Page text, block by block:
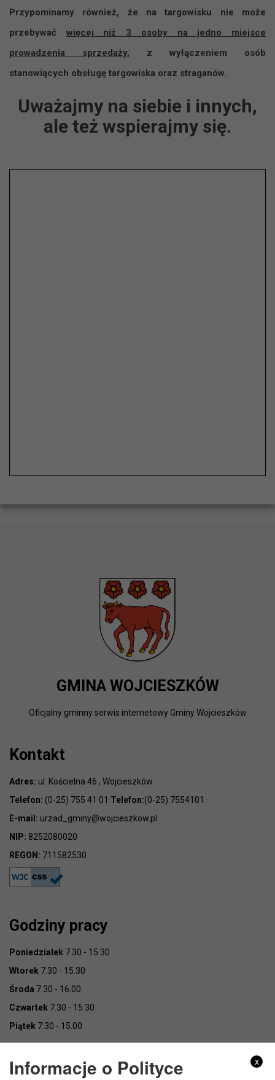
Przypominamy również, że na targowisku nie może
przebywać więcej niż 3 osoby na jedno miejsce
prowadzenia sprzedaży, z wyłączeniem osób
stanowiących obsługę targowiska oraz straganów.
Uważajmy na siebie i innych,
ale też wspierajmy się.
GMINA WOJCIESZKÓW
Oficjalny gminny serwis internetowy Gminy Wojcieszków
Kontakt
Adres: ul. Kościelna 46 , Wojcieszków
Telefon: (0-25) 755 41 01 Telefon:(0-25) 7554101
E-mail: urzad_gminy@wojcieszkow.pl
NIP: 8252080020
REGON: 711582530
Godziny pracy
Poniedziałek 7.30 - 15.30
Wtorek 7.30 - 15.30
Środa 7.30 - 16.00
Czwartek 7.30 - 15.30
Piątek 7.30 - 15.00
x
Informacje o Polityce